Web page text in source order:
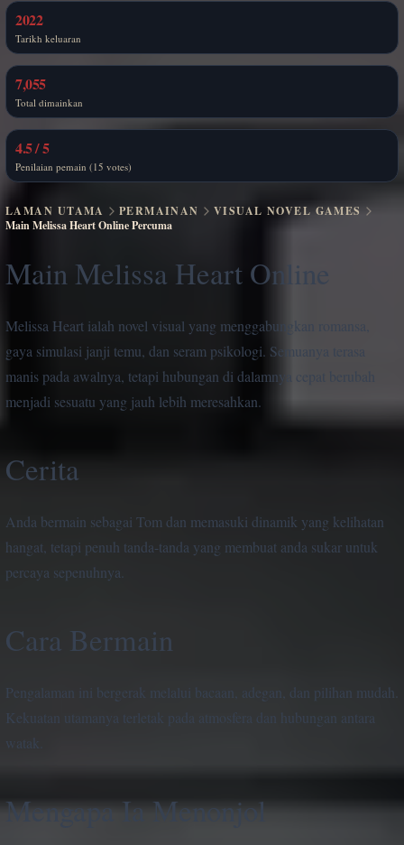
2022
Tarikh keluaran
7,055
Total dimainkan
4.5 / 5
Penilaian pemain (15 votes)
LAMAN UTAMA PERMAINAN
VISUAL NOVEL GAMES
Main Melissa Heart Online Percuma
Main Melissa Heart Online
Melissa Heart ialah novel visual yang menggabungkan romansa,
gaya simulasi janji temu, dan seram psikologi. Semuanya terasa
manis pada awalnya, tetapi hubungan di dalamnya cepat berubah
menjadi sesuatu yang jauh lebih meresahkan.
Cerita
Anda bermain sebagai Tom dan memasuki dinamik yang kelihatan
hangat, tetapi penuh tanda-tanda yang membuat anda sukar untuk
percaya sepenuhnya.
Cara Bermain
Pengalaman ini bergerak melalui bacaan, adegan, dan pilihan mudah.
Kekuatan utamanya terletak pada atmosfera dan hubungan antara
watak.
Mengapa Ia Menonjol